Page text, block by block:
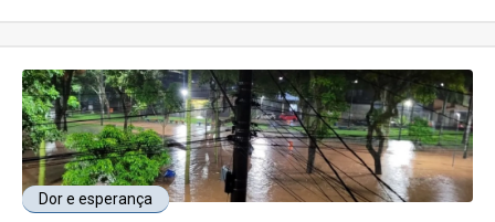
Dor e esperança